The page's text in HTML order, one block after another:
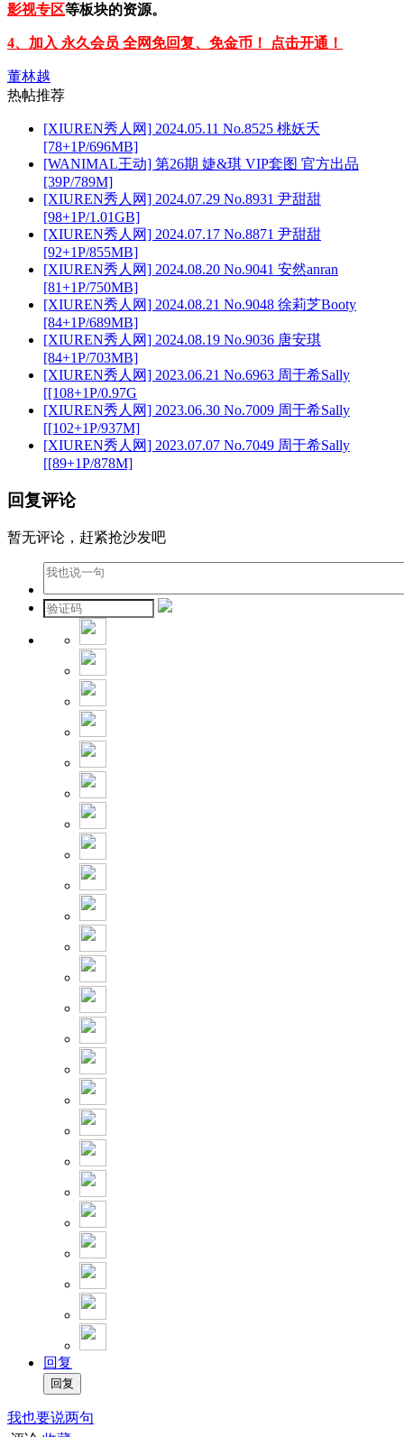
影视专区等板块的资源。
4、加入 永久会员 全网免回复、免金币！ 点击开通！
董林越
热帖推荐
[XIUREN秀人网] 2024.05.11 No.8525 桃妖夭
[78+1P/696MB]
[WANIMAL王动] 第26期 婕&琪 VIP套图 官方出品
[39P/789M]
[XIUREN秀人网] 2024.07.29 No.8931 尹甜甜
[98+1P/1.01GB]
[XIUREN秀人网] 2024.07.17 No.8871 尹甜甜
[92+1P/855MB]
[XIUREN秀人网] 2024.08.20 No.9041 安然anran
[81+1P/750MB]
[XIUREN秀人网] 2024.08.21 No.9048 徐莉芝Booty
[84+1P/689MB]
[XIUREN秀人网] 2024.08.19 No.9036 唐安琪
[84+1P/703MB]
[XIUREN秀人网] 2023.06.21 No.6963 周于希Sally
[[108+1P/0.97G
[XIUREN秀人网] 2023.06.30 No.7009 周于希Sally
[[102+1P/937M]
[XIUREN秀人网] 2023.07.07 No.7049 周于希Sally
[[89+1P/878M]
回复评论
暂无评论，赶紧抢沙发吧
回复
我也要说两句